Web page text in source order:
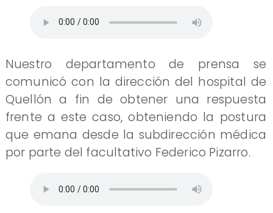
Nuestro departamento de prensa se
comunicó con la dirección del hospital de
Quellón a fin de obtener una respuesta
frente a este caso, obteniendo la postura
que emana desde la subdirección médica
por parte del facultativo Federico Pizarro.